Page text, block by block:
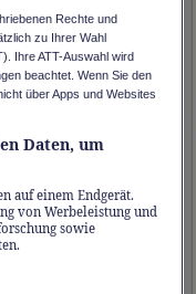
Rechte und
zu Ihrer Wahl
Ihre ATT-Auswahl wird
beachtet. Wenn Sie den
über Apps und Websites
Daten, um
auf einem Endgerät.
von Werbeleistung und
sowie